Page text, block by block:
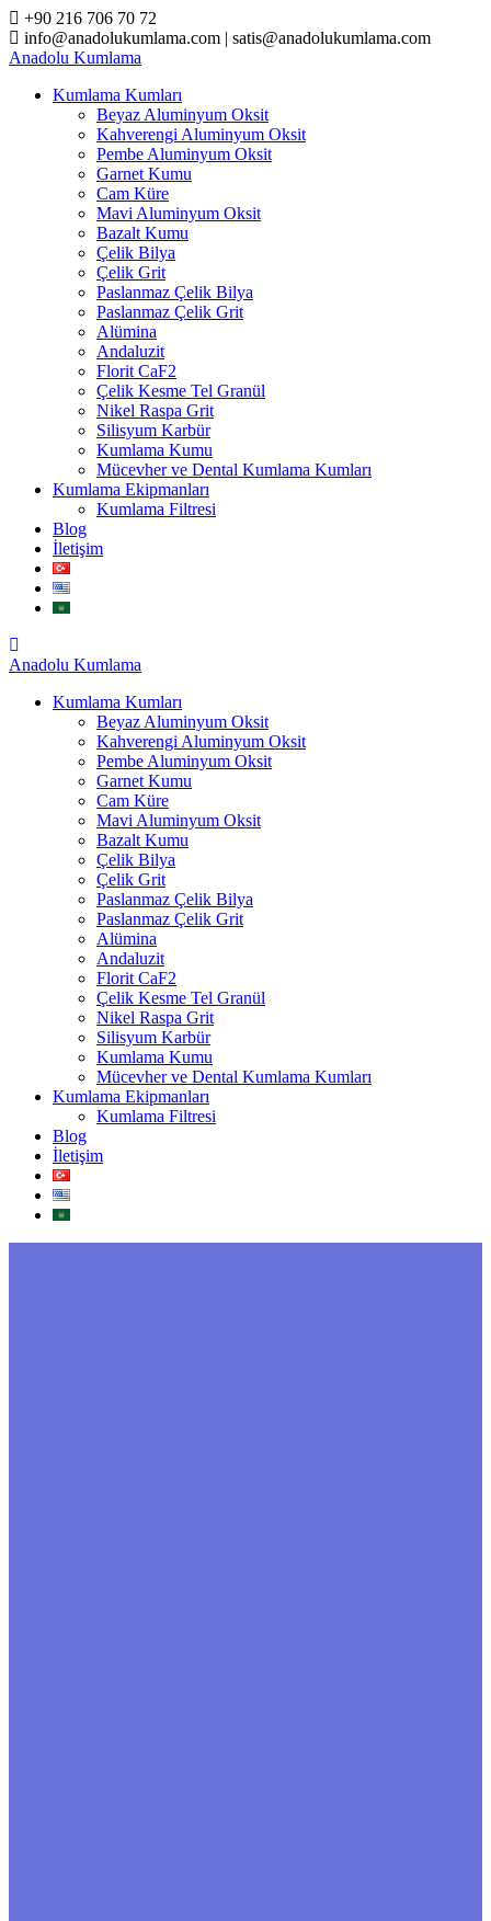
Skip
to
content
+90 216 706 70 72
info@anadolukumlama.com | satis@anadolukumlama.com
Anadolu Kumlama
Kumlama Kumları
Beyaz Aluminyum Oksit
Kahverengi Aluminyum Oksit
Pembe Aluminyum Oksit
Garnet Kumu
Cam Küre
Mavi Aluminyum Oksit
Bazalt Kumu
Çelik Bilya
Çelik Grit
Paslanmaz Çelik Bilya
Paslanmaz Çelik Grit
Alümina
Andaluzit
Florit CaF2
Çelik Kesme Tel Granül
Nikel Raspa Grit
Silisyum Karbür
Kumlama Kumu
Mücevher ve Dental Kumlama Kumları
Kumlama Ekipmanları
Kumlama Filtresi
Blog
İletişim
Anadolu Kumlama
Kumlama Kumları
Beyaz Aluminyum Oksit
Kahverengi Aluminyum Oksit
Pembe Aluminyum Oksit
Garnet Kumu
Cam Küre
Mavi Aluminyum Oksit
Bazalt Kumu
Çelik Bilya
Çelik Grit
Paslanmaz Çelik Bilya
Paslanmaz Çelik Grit
Alümina
Andaluzit
Florit CaF2
Çelik Kesme Tel Granül
Nikel Raspa Grit
Silisyum Karbür
Kumlama Kumu
Mücevher ve Dental Kumlama Kumları
Kumlama Ekipmanları
Kumlama Filtresi
Blog
İletişim